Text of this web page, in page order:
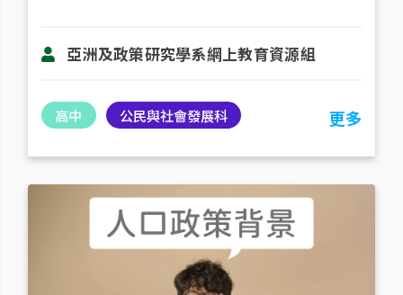
亞洲及政策研究學系網上教育資源組
高中 公民與社會發展科 更多